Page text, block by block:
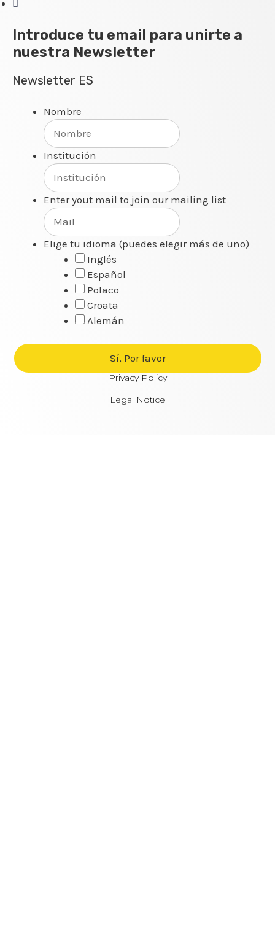
Introduce tu email para unirte a
nuestra Newsletter
Newsletter ES
Nombre
Institución
Enter yout mail to join our mailing list
Elige tu idioma (puedes elegir más de uno)
Inglés
Español
Polaco
Croata
Alemán
Privacy Policy
Legal Notice